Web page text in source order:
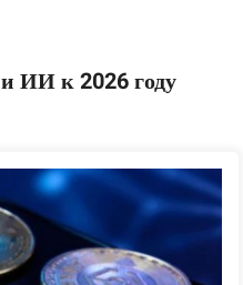
ИИ к 2026 году